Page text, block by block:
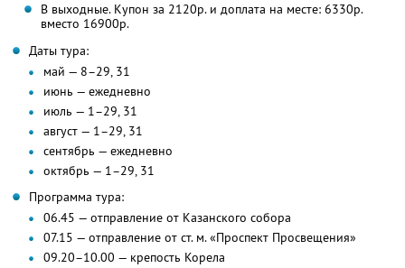
В выходные. Купон за 2120р. и доплата на месте: 6330р.
вместо 16900р.
Даты тура:
май — 8–29, 31
июнь — ежедневно
июль — 1–29, 31
август — 1–29, 31
сентябрь — ежедневно
октябрь — 1–29, 31
Программа тура:
06.45 — отправление от Казанского собора
07.15 — отправление от ст. м. «Проспект Просвещения»
09.20–10.00 — крепость Корела